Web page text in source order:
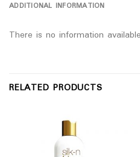
ADDITIONAL INFORMATION
There is no information
RELATED PRODUCTS